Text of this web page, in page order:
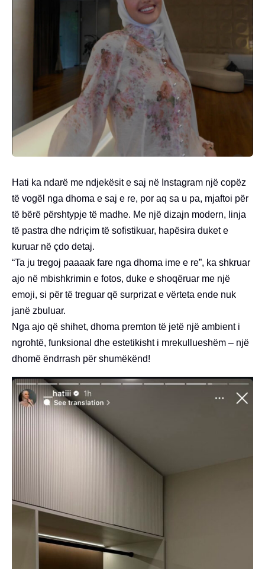
Hati ka ndarë me ndjekësit e saj në Instagram një copëz
të vogël nga dhoma e saj e re, por aq sa u pa, mjaftoi për
të bërë përshtypje të madhe. Me një dizajn modern, linja
të pastra dhe ndriçim të sofistikuar, hapësira duket e
kuruar në çdo detaj.
“Ta ju tregoj paaaak fare nga dhoma ime e re”, ka shkruar
ajo në mbishkrimin e fotos, duke e shoqëruar me një
emoji, si për të treguar që surprizat e vërteta ende nuk
janë zbuluar.
Nga ajo që shihet, dhoma premton të jetë një ambient i
ngrohtë, funksional dhe estetikisht i mrekullueshëm – një
dhomë ëndrrash për shumëkënd!